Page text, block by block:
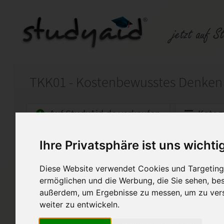
Ihre Privatsphäre ist uns
Diese Website verwendet Cookies und
ermöglichen und die Werbung, die Sie sehen,
außerdem, um Ergebnisse zu messen, um zu
weiter zu entwickeln.
TKK01 - Kostenbewusstes
Auf StudyAid.de verkaufen
Startseite Wirtschaft
Betriebswirtschaftliches
Hier biete ich die ausführliche
TKK01 für den geprüften